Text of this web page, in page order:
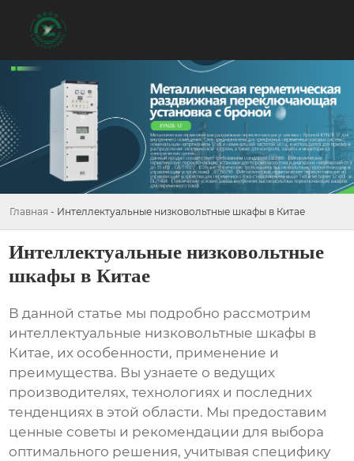
Главная - Интеллектуальные низковольтные шкафы в Китае
Интеллектуальные низковольтные
шкафы в Китае
В данной статье мы подробно рассмотрим
интеллектуальные низковольтные шкафы в
Китае, их особенности, применение и
преимущества. Вы узнаете о ведущих
производителях, технологиях и последних
тенденциях в этой области. Мы предоставим
ценные советы и рекомендации для выбора
оптимального решения, учитывая специфику